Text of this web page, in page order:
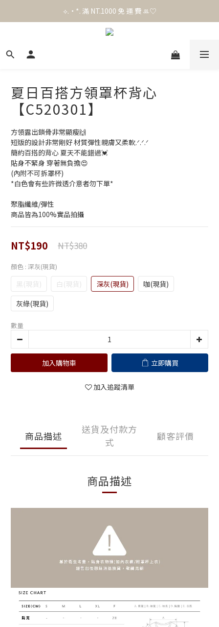
官 網 加 入 會 員 贈 50 元 購 物 金 .ᐟ.ᐟ.ᐟ
⟡.·*. 滿 NT.1000 免 運 費 ꔛ♡
官 網 加 入 會 員 贈 50 元 購 物 金 .ᐟ.ᐟ.ᐟ
夏日百搭方領罩杯背心
【C520301】
方領露出鎖骨非常顯瘦🙌
短版的設計非常剛好 材質彈性親膚又柔軟.ᐟ.ᐟ.ᐟ
簡約百搭的背心 夏天不能錯過💓
貼身不緊身 穿著無負擔😍
(內附不可拆罩杯)
*白色會有些許微透介意者勿下單*
聚脂纖維/彈性
商品皆為100%實品拍攝
NT$190 NT$380
顏色 : 深灰(現貨)
黑(現貨) 白(現貨) 深灰(現貨)
咖(現貨)
灰綠(現貨)
數量
加入購物車 立即購買
加入追蹤清單
商品描述
送貨及付款方
式
顧客評價
商品描述